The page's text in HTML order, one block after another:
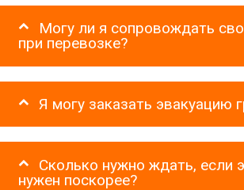
Могу ли я сопровождать
при перевозке?
Я могу заказать эвакуацию
Сколько нужно ждать, если
нужен поскорее?